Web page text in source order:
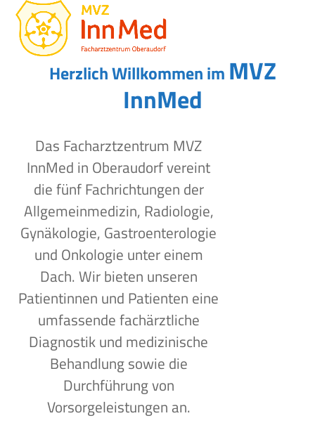
Skip
content
Open
mobile
menu
Close
mobile
menu
Herzlich Willkommen im MVZ
InnMed
Das Facharztzentrum MVZ
InnMed in Oberaudorf vereint
die fünf Fachrichtungen der
Allgemeinmedizin, Radiologie,
Gynäkologie, Gastroenterologie
und Onkologie unter einem
Dach. Wir bieten unseren
Patientinnen und Patienten eine
umfassende fachärztliche
Diagnostik und medizinische
Behandlung sowie die
Durchführung von
Vorsorgeleistungen an.